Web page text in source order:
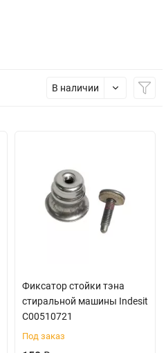
В наличии
Фиксатор стойки тэна
стиральной машины Indesit
C00510721
Под заказ